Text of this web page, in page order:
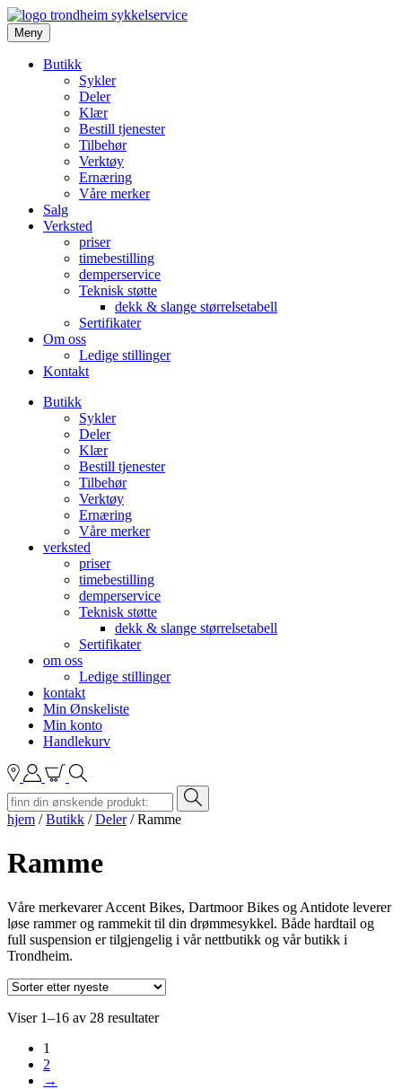
Meny
Butikk
Sykler
Deler
Klær
Bestill tjenester
Tilbehør
Verktøy
Ernæring
Våre merker
Salg
Verksted
priser
timebestilling
demperservice
Teknisk støtte
dekk & slange størrelsetabell
Sertifikater
Om oss
Ledige stillinger
Kontakt
Butikk
Sykler
Deler
Klær
Bestill tjenester
Tilbehør
Verktøy
Ernæring
Våre merker
verksted
priser
timebestilling
demperservice
Teknisk støtte
dekk & slange størrelsetabell
Sertifikater
om oss
Ledige stillinger
kontakt
Min Ønskeliste
Min konto
Handlekurv
hjem /Butikk /Deler/Ramme
Ramme
Våre merkevarer Accent Bikes, Dartmoor Bikes og Antidote leverer
løse rammer og rammekit til din drømmesykkel. Både hardtail og
full suspension er tilgjengelig i vår nettbutikk og vår butikk i
Trondheim.
Viser 1–16 av 28 resultaterSortert
1
2
→